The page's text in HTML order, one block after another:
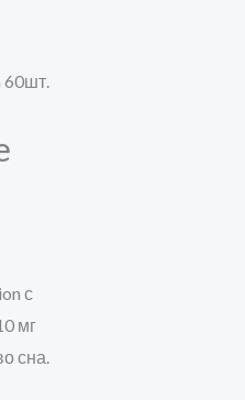
60шт.
с
мг
сна.